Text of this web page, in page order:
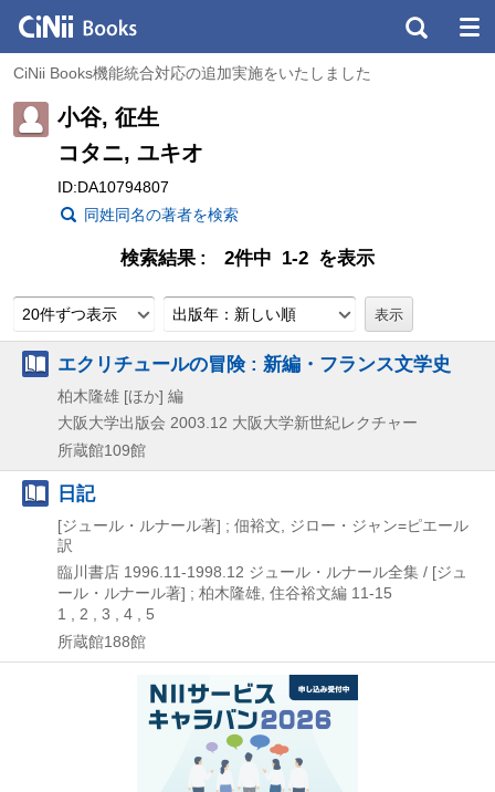
CiNii Books機能統合対応の追加実施をいたしました
小谷, 征生
コタニ, ユキオ
ID:DA10794807
同姓同名の著者を検索
検索結果 2件中 1-2 を表示
20件ずつ表示 出版年：新しい順
エクリチュールの冒険 : 新編・フランス文学史
柏木隆雄 [ほか] 編
大阪大学出版会 2003.12 大阪大学新世紀レクチャー
所蔵館109館
日記
[ジュール・ルナール著] ; 佃裕文, ジロー・ジャン=ピエール
訳
臨川書店 1996.11-1998.12 ジュール・ルナール全集 / [ジュ
ール・ルナール著] ; 柏木隆雄, 住谷裕文編 11-15
1 , 2 , 3 , 4 , 5
所蔵館188館